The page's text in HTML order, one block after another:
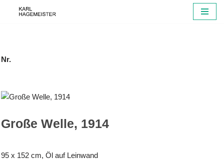
Nr.
Große Welle, 1914
95 x 152 cm, Öl auf Leinwand